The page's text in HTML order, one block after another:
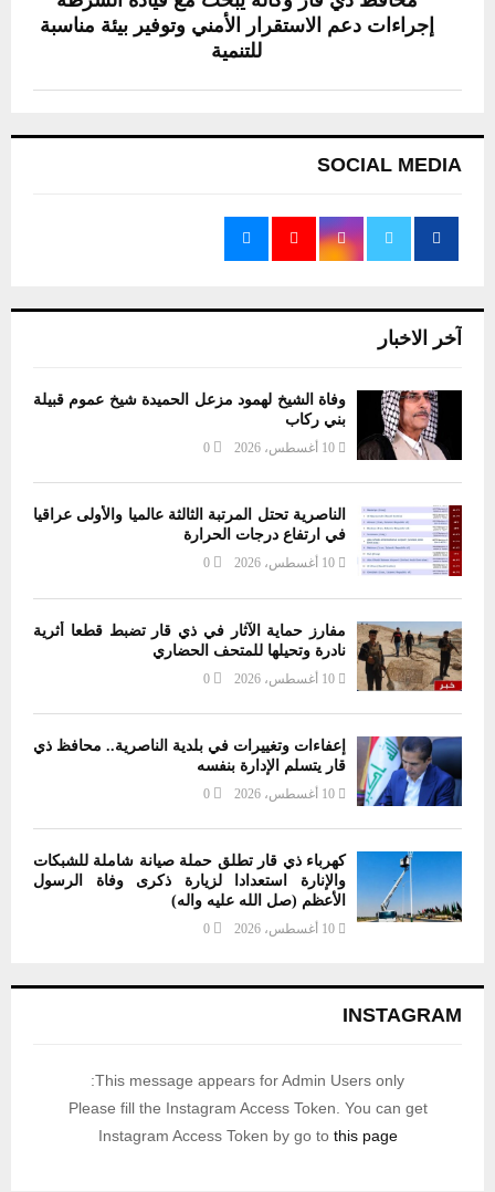
إجراءات دعم الاستقرار الأمني وتوفير بيئة مناسبة
للتنمية
SOCIAL MEDIA
آخر الاخبار
وفاة الشيخ لهمود مزعل الحميدة شيخ عموم قبيلة
بني ركاب
10 أغسطس، 2026 0
الناصرية تحتل المرتبة الثالثة عالميا والأولى عراقيا
في ارتفاع درجات الحرارة
10 أغسطس، 2026 0
مفارز حماية الآثار في ذي قار تضبط قطعا أثرية
نادرة وتحيلها للمتحف الحضاري
10 أغسطس، 2026 0
إعفاءات وتغييرات في بلدية الناصرية.. محافظ ذي
قار يتسلم الإدارة بنفسه
10 أغسطس، 2026 0
كهرباء ذي قار تطلق حملة صيانة شاملة للشبكات
والإنارة استعدادا لزيارة ذكرى وفاة الرسول
الأعظم (صل الله عليه واله)
10 أغسطس، 2026 0
INSTAGRAM
This message appears for Admin Users only:
Please fill the Instagram Access Token. You can get
Instagram Access Token by go to this page